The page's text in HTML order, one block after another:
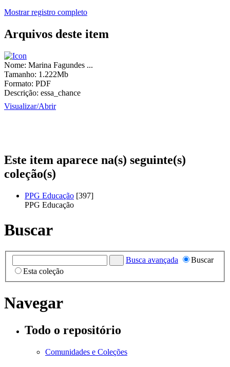
Mostrar registro completo
Arquivos deste item
Nome: Marina Fagundes ...
Tamanho: 1.222Mb
Formato: PDF
Descrição: essa_chance
Visualizar/Abrir
Este item aparece na(s) seguinte(s)
coleção(s)
PPG Educação [397]
PPG Educação
Buscar
Busca avançada
Buscar
Esta coleção
Navegar
Todo o repositório
Comunidades e Coleções